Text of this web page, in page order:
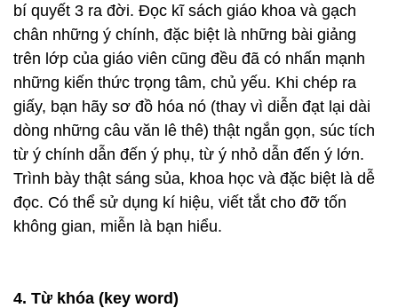
bí quyết 3 ra đời. Đọc kĩ sách giáo khoa và gạch
chân những ý chính, đặc biệt là những bài giảng
trên lớp của giáo viên cũng đều đã có nhấn mạnh
những kiến thức trọng tâm, chủ yếu. Khi chép ra
giấy, bạn hãy sơ đồ hóa nó (thay vì diễn đạt lại dài
dòng những câu văn lê thê) thật ngắn gọn, súc tích
từ ý chính dẫn đến ý phụ, từ ý nhỏ dẫn đến ý lớn.
Trình bày thật sáng sủa, khoa học và đặc biệt là dễ
đọc. Có thể sử dụng kí hiệu, viết tắt cho đỡ tốn
không gian, miễn là bạn hiểu.
4. Từ khóa (key word)